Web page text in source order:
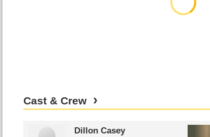
Cast & Crew
Dillon Casey